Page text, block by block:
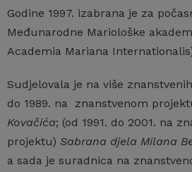
Godine 1997. izabrana je za
Međunarodne Mariološke
Academia Mariana
Sudjelovala je na više
do 1989. na znanstvenom
Kovačića; (od 1991. do 2001. na
projektu) Sabrana djela Milana
a sada je suradnica na